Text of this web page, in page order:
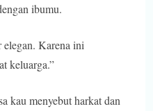
ibumu.
elegan. Karena ini
keluarga.”
kau menyebut harkat dan